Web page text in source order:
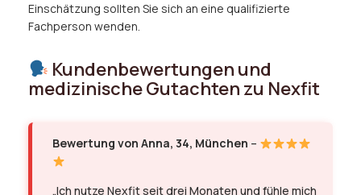
Einschätzung sollten Sie sich an eine qualifizierte
Fachperson wenden.
Kundenbewertungen und
medizinische Gutachten zu Nexfit
Bewertung von Anna, 34, München –
„Ich nutze Nexfit seit drei Monaten und fühle mich